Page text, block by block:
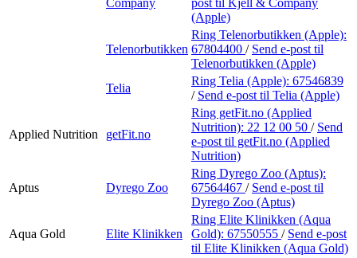
(Apple)
Telenorbutikken
Ring Telenorbutikken (Apple):
67804400 / Send e-post til
Telenorbutikken (Apple)
Telia
Ring Telia (Apple): 67546839
/ Send e-post til Telia (Apple)
Applied Nutrition getFit.no
Ring getFit.no (Applied
Nutrition): 22 12 00 50 / Send
e-post til getFit.no (Applied
Nutrition)
Aptus Dyrego Zoo
Ring Dyrego Zoo (Aptus):
67564467 / Send e-post til
Dyrego Zoo (Aptus)
Aqua Gold Elite Klinikken
Ring Elite Klinikken (Aqua
Gold): 67550555 / Send e-post
til Elite Klinikken (Aqua Gold)